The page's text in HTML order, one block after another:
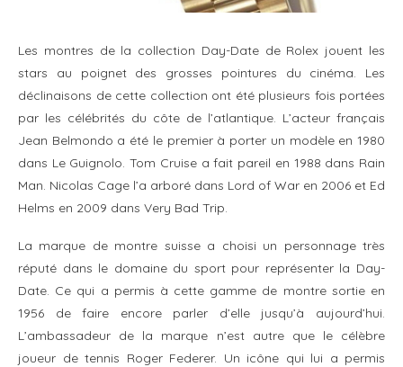
Les montres de la collection Day-Date de Rolex jouent les
stars au poignet des grosses pointures du cinéma. Les
déclinaisons de cette collection ont été plusieurs fois portées
par les célébrités du côte de l’atlantique. L’acteur français
Jean Belmondo a été le premier à porter un modèle en 1980
dans Le Guignolo. Tom Cruise a fait pareil en 1988 dans Rain
Man. Nicolas Cage l’a arboré dans Lord of War en 2006 et Ed
Helms en 2009 dans Very Bad Trip.
La marque de montre suisse a choisi un personnage très
réputé dans le domaine du sport pour représenter la Day-
Date. Ce qui a permis à cette gamme de montre sortie en
1956 de faire encore parler d’elle jusqu’à aujourd’hui.
L’ambassadeur de la marque n’est autre que le célèbre
joueur de tennis Roger Federer. Un icône qui lui a permis